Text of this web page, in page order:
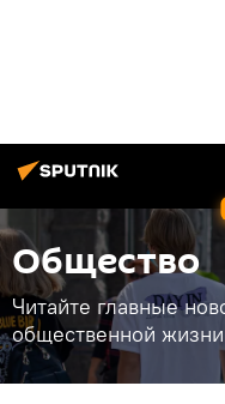
Общество
Читайте главные
общественной